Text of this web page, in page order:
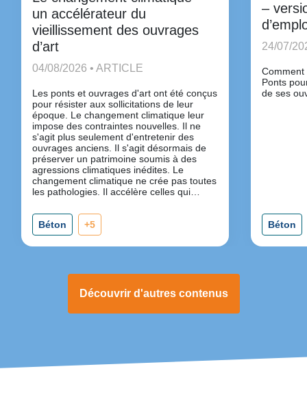
un accélérateur du
vieillissement des ouvrages
d’art
04/08/2026 • ARTICLE
Les ponts et ouvrages d'art ont été conçus
pour résister aux sollicitations de leur
époque. Le changement climatique leur
impose des contraintes nouvelles. Il ne
s'agit plus seulement d'entretenir des
ouvrages anciens. Il s'agit désormais de
préserver un patrimoine soumis à des
agressions climatiques inédites. Le
changement climatique ne crée pas toutes
les pathologies. Il accélère celles qui
Béton
+5
–
24/07/
Comment
Ponts
de ses
Béton
Découvrir d'autres contenus